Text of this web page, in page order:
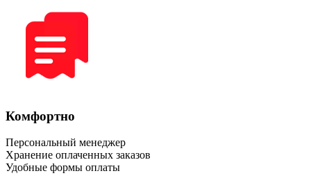
Комфортно
Персональный менеджер
Хранение оплаченных заказов
Удобные формы оплаты